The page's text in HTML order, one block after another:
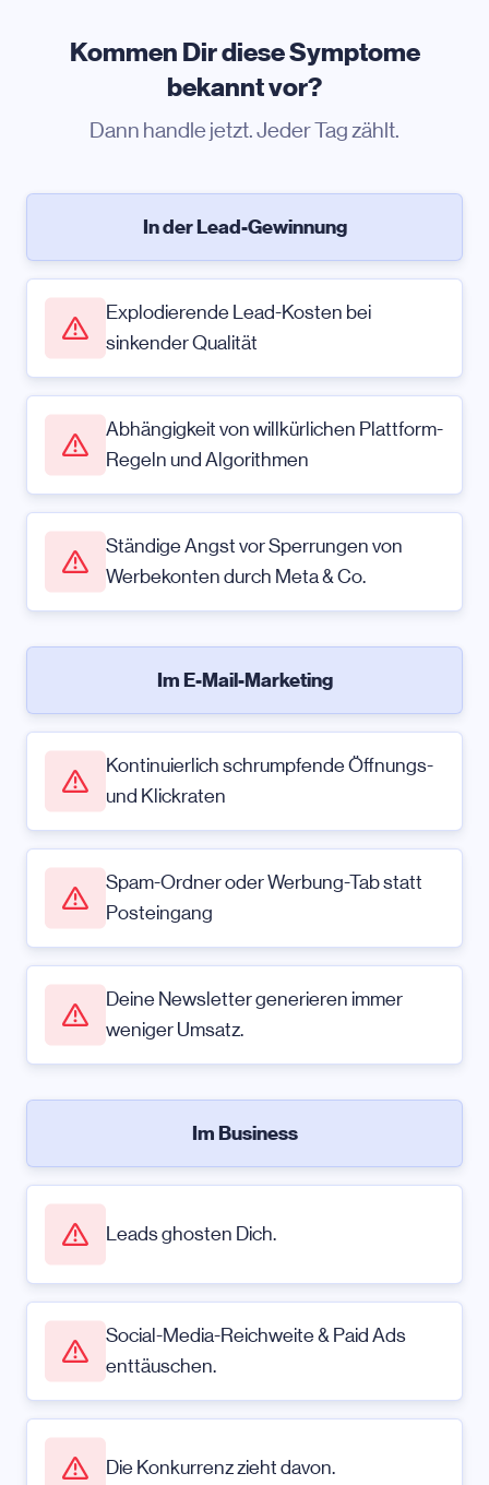
Kommen Dir diese Symptome
bekannt vor?
Dann handle jetzt. Jeder Tag zählt.
In der Lead-Gewinnung
Explodierende Lead-Kosten bei
sinkender Qualität
Abhängigkeit von willkürlichen Plattform-
Regeln und Algorithmen
Ständige Angst vor Sperrungen von
Werbekonten durch Meta & Co.
Im E-Mail-Marketing
Kontinuierlich schrumpfende Öffnungs-
und Klickraten
Spam-Ordner oder Werbung-Tab statt
Posteingang
Deine Newsletter generieren immer
weniger Umsatz.
Im Business
Leads ghosten Dich.
Social-Media-Reichweite & Paid Ads
enttäuschen.
Die Konkurrenz zieht davon.